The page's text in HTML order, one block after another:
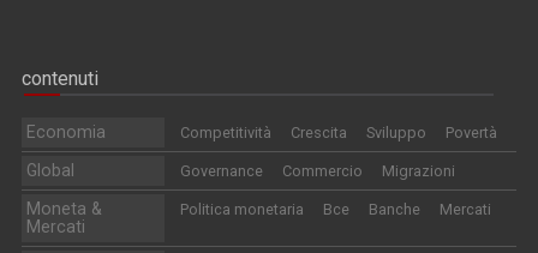
contenuti
Economia Competitività Crescita Sviluppo Povertà
Global Governance Commercio Migrazioni
Moneta &
Mercati
Politica monetaria Bce Banche Mercati